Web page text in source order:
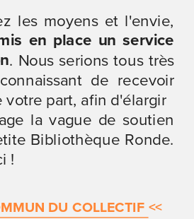
en place un service
. Nous serions tous très
de recevoir
part, afin d'élargir
la vague de soutien
Bibliothèque Ronde.
!
DU COLLECTIF <<